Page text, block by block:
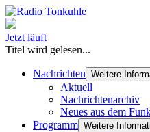
Jetzt läuft
Titel wird gelesen...
Nachrichten Weitere
Aktuell
Nachrichtenarchiv
Neues aus dem
Programm Weitere